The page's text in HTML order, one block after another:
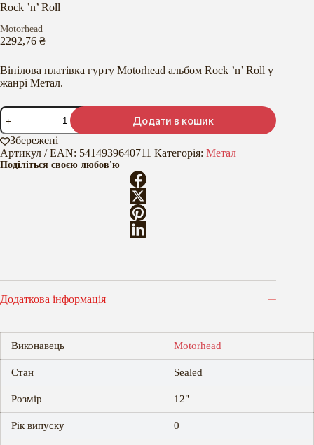
Rock ’n’ Roll
Motorhead
2292,76 ₴
Вінілова платівка гурту Motorhead альбом Rock ’n’ Roll у
жанрі Метал.
Rock
’n’
Roll
кількість
Додати в кошик
Збережені
Артикул / EAN: 5414939640711 Категорія: Метал
Поділіться своєю любов'ю
Додаткова інформація
Виконавець Motorhead
Стан Sealed
Розмір 12"
Рік випуску 0